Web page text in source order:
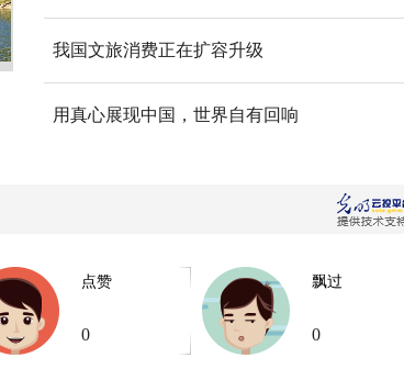
我国文旅消费正在扩容升级
用真心展现中国，世界自有回响
点赞
0
飘过
0